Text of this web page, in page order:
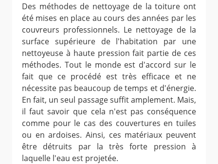
Des méthodes de nettoyage de la toiture ont
été mises en place au cours des années par les
couvreurs professionnels. Le nettoyage de la
surface supérieure de l'habitation par une
nettoyeuse à haute pression fait partie de ces
méthodes. Tout le monde est d'accord sur le
fait que ce procédé est très efficace et ne
nécessite pas beaucoup de temps et d'énergie.
En fait, un seul passage suffit amplement. Mais,
il faut savoir que cela n'est pas conséquence
comme pour le cas des couvertures en tuiles
ou en ardoises. Ainsi, ces matériaux peuvent
être détruits par la très forte pression à
laquelle l'eau est projetée.